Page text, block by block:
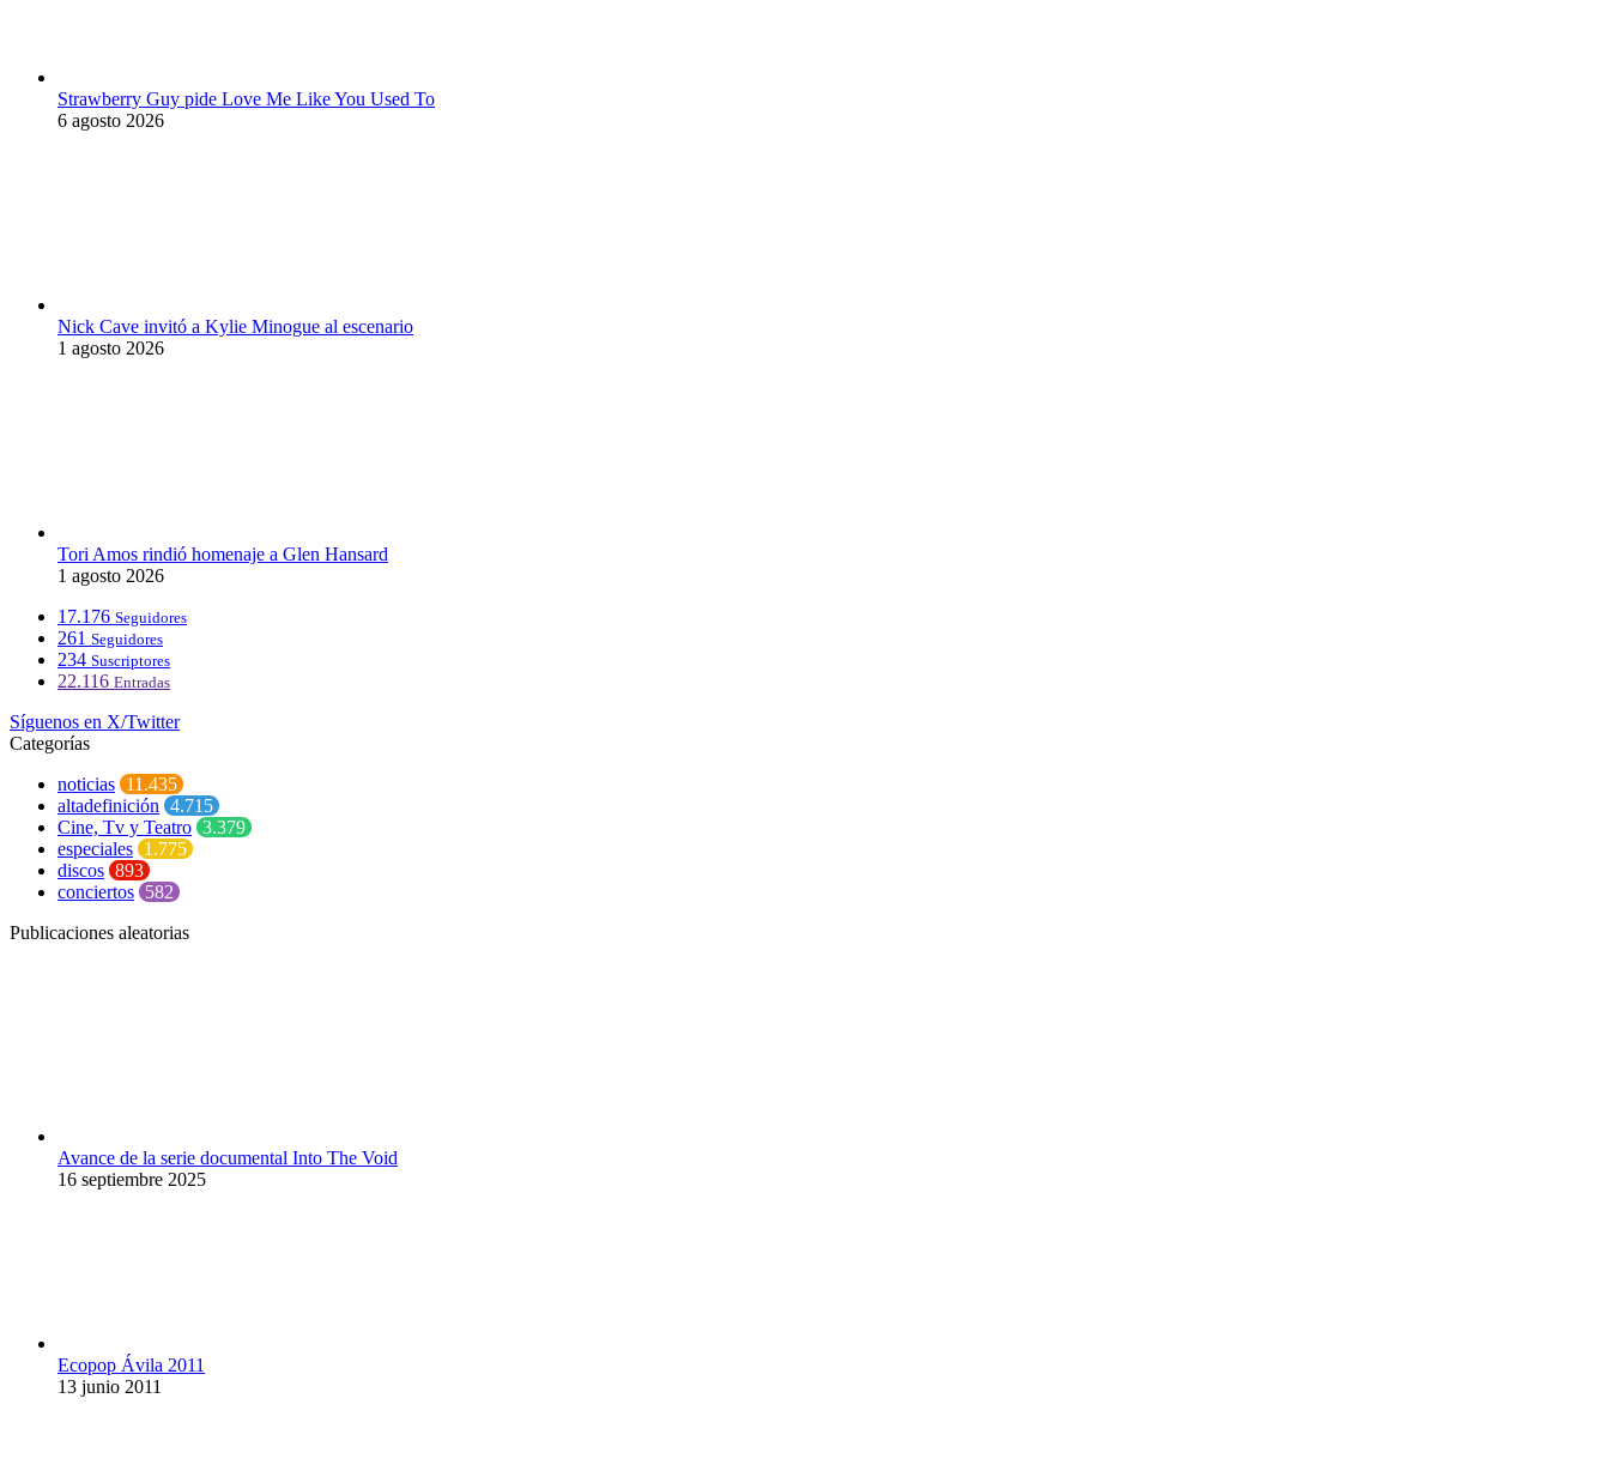
Strawberry Guy pide Love Me Like You Used To
6 agosto 2026
Nick Cave invitó a Kylie Minogue al escenario
1 agosto 2026
Tori Amos rindió homenaje a Glen Hansard
1 agosto 2026
17.176 Seguidores
261 Seguidores
234 Suscriptores
22.116 Entradas
Síguenos en X/Twitter
Categorías
noticias 11.435
altadefinición 4.715
Cine, Tv y Teatro 3.379
especiales 1.775
discos 893
conciertos 582
Publicaciones aleatorias
Avance de la serie documental Into The Void
16 septiembre 2025
Ecopop Ávila 2011
13 junio 2011